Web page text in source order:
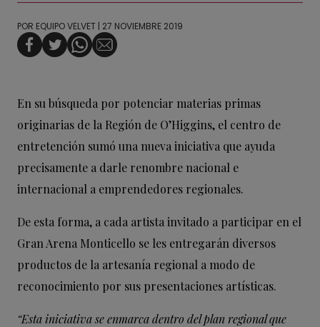
POR EQUIPO VELVET | 27 NOVIEMBRE 2019
En su búsqueda por potenciar materias primas
originarias de la Región de O’Higgins, el centro de
entretención sumó una nueva iniciativa que ayuda
precisamente a darle renombre nacional e
internacional a emprendedores regionales.
De esta forma, a cada artista invitado a participar en el
Gran Arena Monticello se les entregarán diversos
productos de la artesanía regional a modo de
reconocimiento por sus presentaciones artísticas.
“Esta iniciativa se enmarca dentro del plan regional que